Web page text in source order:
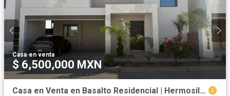
Casa·en venta
$ 6,500,000 MXN
Casa en Venta en Basalto Residencial | Hermosillo $6,500,0000